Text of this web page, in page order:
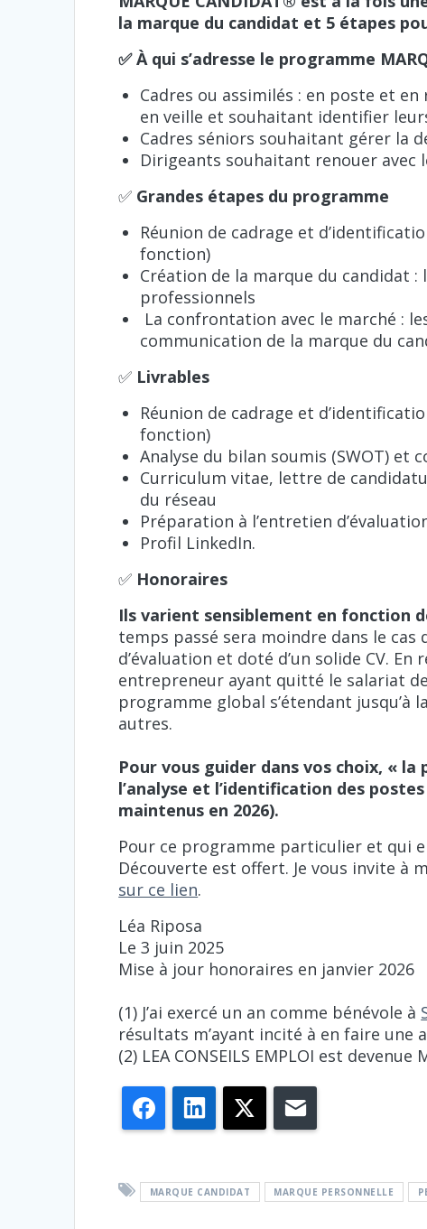
la marque du candidat et 5 étapes
✅ À qui s’adresse le programme
Cadres ou assimilés : en poste et
en veille et souhaitant identifier
Cadres séniors souhaitant gérer la
Dirigeants souhaitant renouer avec
✅ Grandes étapes du programme
Réunion de cadrage et
fonction)
Création de la marque du candidat :
professionnels
La confrontation avec le marché :
communication de la marque du
✅ Livrables
Réunion de cadrage et
fonction)
Analyse du bilan soumis (SWOT) et
Curriculum vitae, lettre de
du réseau
Préparation à l’entretien
Profil LinkedIn.
✅ Honoraires
Ils varient sensiblement en fonction
temps passé sera moindre dans le
d’évaluation et doté d’un solide CV.
entrepreneur ayant quitté le salariat
programme global s’étendant
autres.
Pour vous guider dans vos choix, «
l’analyse et l’identification des
maintenus en 2026).
Pour ce programme particulier et qui
Découverte est offert. Je vous invite
sur ce lien.
Léa Riposa
Le 3 juin 2025
Mise à jour honoraires en janvier 2026
(1) J’ai exercé un an comme bénévole à
résultats m’ayant incité à en faire une
(2) LEA CONSEILS EMPLOI est devenue
FacebookLinkedIn
MARQUE CANDIDAT MARQUE PERSONNELLE